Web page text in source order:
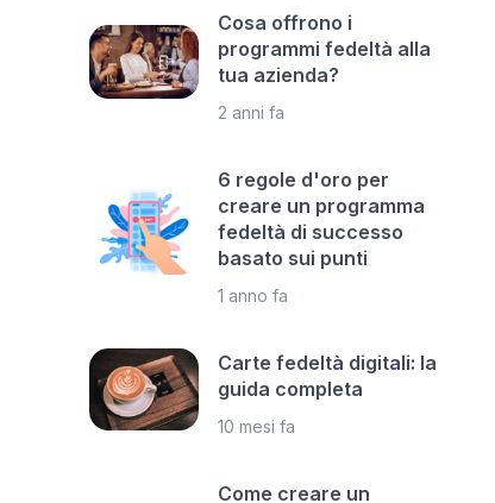
Cosa offrono i
programmi fedeltà alla
tua azienda?
2 anni fa
6 regole d'oro per
creare un programma
fedeltà di successo
basato sui punti
1 anno fa
Carte fedeltà digitali: la
guida completa
10 mesi fa
Come creare un